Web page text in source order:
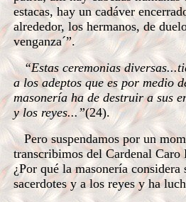
estacas, hay un cadáver
alrededor, los hermanos, de
venganza´”.
“Estas ceremonias
a los adeptos que es por medio
masonería ha de destruir a sus
y los reyes...”(24).
Pero suspendamos por un
transcribimos del Cardenal Caro
¿Por qué la masonería considera
sacerdotes y a los reyes y ha